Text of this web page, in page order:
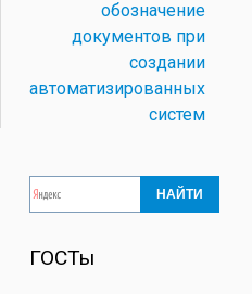
обозначение
документов при
создании
автоматизированных
систем
ГОСТы